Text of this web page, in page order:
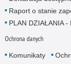
Raport o stanie
PLAN DZIAŁANIA -
Ochrona danych
Komunikaty